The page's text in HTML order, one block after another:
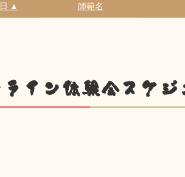
▲ 師範名
ライン体験会スケジ